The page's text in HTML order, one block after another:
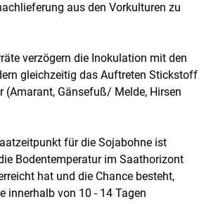
aus den Vorkulturen zu
verzögern die Inokulation mit den
gleichzeitig das Auftreten Stickstoff
(Amarant, Gänsefuß/ Melde, Hirsen
für die Sojabohne ist
Bodentemperatur im Saathorizont
hat und die Chance besteht,
innerhalb von 10 - 14 Tagen